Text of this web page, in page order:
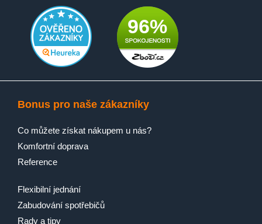
96%
Bonus pro naše zákazníky
Co můžete získat nákupem u nás?
Komfortní doprava
Reference
Flexibilní jednání
Zabudování spotřebičů
Rady a tipy